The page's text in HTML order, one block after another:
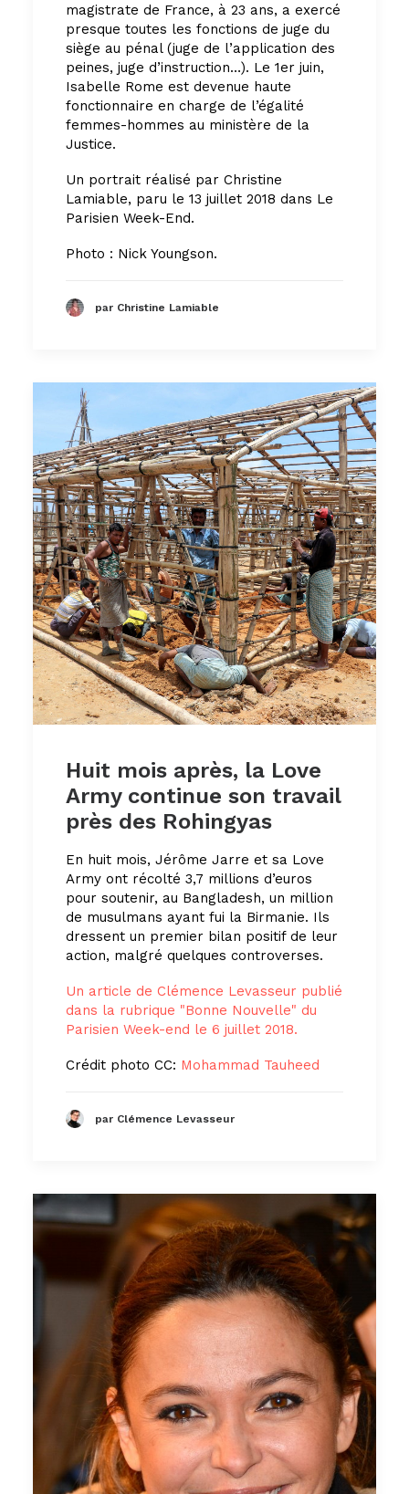
magistrate de France, à 23 ans, a exercé
presque toutes les fonctions de juge du
siège au pénal (juge de l’application des
peines, juge d’instruction…). Le 1er juin,
Isabelle Rome est devenue haute
fonctionnaire en charge de l’égalité
femmes-hommes au ministère de la
Justice.
Un portrait réalisé par Christine
Lamiable, paru le 13 juillet 2018 dans Le
Parisien Week-End.
Photo : Nick Youngson.
par Christine Lamiable
Huit mois après, la Love
Army continue son travail
près des Rohingyas
En huit mois, Jérôme Jarre et sa Love
Army ont récolté 3,7 millions d’euros
pour soutenir, au Bangladesh, un million
de musulmans ayant fui la Birmanie. Ils
dressent un premier bilan positif de leur
action, malgré quelques controverses.
Un article de Clémence Levasseur publié
dans la rubrique "Bonne Nouvelle" du
Parisien Week-end le 6 juillet 2018.
Crédit photo CC: Mohammad Tauheed
par Clémence Levasseur